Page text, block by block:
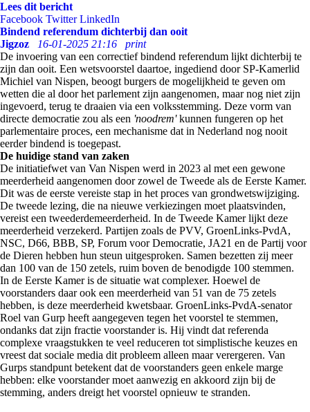
Lees dit bericht
Facebook Twitter LinkedIn
Bindend referendum dichterbij dan ooit
Jigzoz
16-01-2025 21:16
print
De invoering van een correctief bindend referendum lijkt dichterbij te
zijn dan ooit. Een wetsvoorstel daartoe, ingediend door SP-Kamerlid
Michiel van Nispen, beoogt burgers de mogelijkheid te geven om
wetten die al door het parlement zijn aangenomen, maar nog niet zijn
ingevoerd, terug te draaien via een volksstemming. Deze vorm van
directe democratie zou als een 'noodrem'kunnen fungeren op het
parlementaire proces, een mechanisme dat in Nederland nog nooit
eerder bindend is toegepast.
De huidige stand van zaken
De initiatiefwet van Van Nispen werd in 2023 al met een gewone
meerderheid aangenomen door zowel de Tweede als de Eerste Kamer.
Dit was de eerste vereiste stap in het proces van grondwetswijziging.
De tweede lezing, die na nieuwe verkiezingen moet plaatsvinden,
vereist een tweederdemeerderheid. In de Tweede Kamer lijkt deze
meerderheid verzekerd. Partijen zoals de PVV, GroenLinks-PvdA,
NSC, D66, BBB, SP, Forum voor Democratie, JA21 en de Partij voor
de Dieren hebben hun steun uitgesproken. Samen bezetten zij meer
dan 100 van de 150 zetels, ruim boven de benodigde 100 stemmen.
In de Eerste Kamer is de situatie wat complexer. Hoewel de
voorstanders daar ook een meerderheid van 51 van de 75 zetels
hebben, is deze meerderheid kwetsbaar. GroenLinks-PvdA-senator
Roel van Gurp heeft aangegeven tegen het voorstel te stemmen,
ondanks dat zijn fractie voorstander is. Hij vindt dat referenda
complexe vraagstukken te veel reduceren tot simplistische keuzes en
vreest dat sociale media dit probleem alleen maar verergeren. Van
Gurps standpunt betekent dat de voorstanders geen enkele marge
hebben: elke voorstander moet aanwezig en akkoord zijn bij de
stemming, anders dreigt het voorstel opnieuw te stranden.